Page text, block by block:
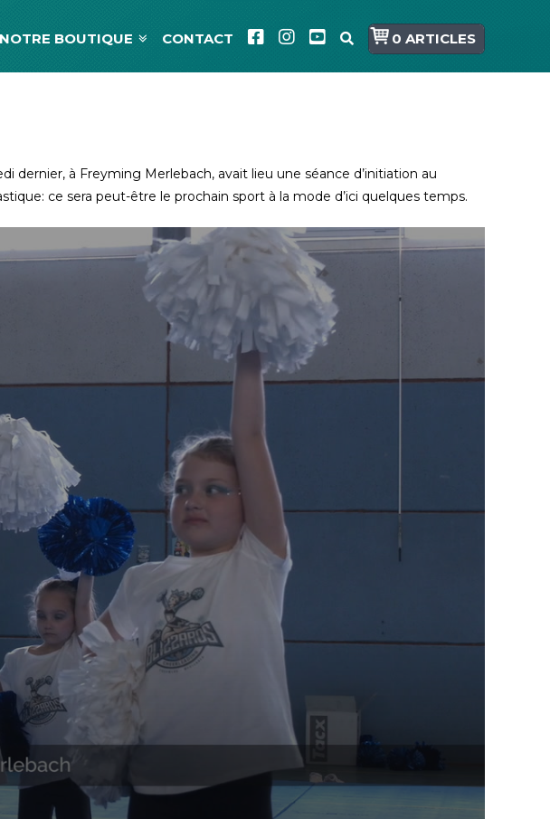
NOTRE BOUTIQUE CONTACT 0 ARTICLES
dernier, à Freyming Merlebach, avait lieu une séance d’initiation au
ce sera peut-être le prochain sport à la mode d’ici quelques temps.